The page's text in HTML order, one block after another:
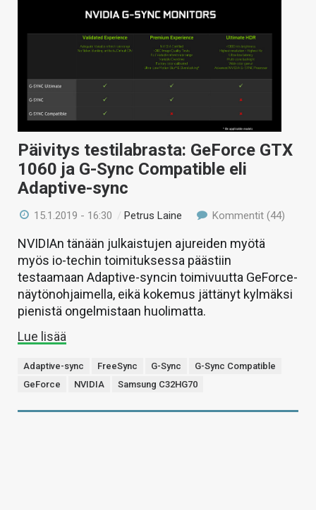
VAIHDA TEEMA
HAKU
Päivitys testilabrasta: GeForce GTX
1060 ja G-Sync Compatible eli
Adaptive-sync
15.1.2019 - 16:30 /Petrus Laine Kommentit (44)
NVIDIAn tänään julkaistujen ajureiden myötä
myös io-techin toimituksessa päästiin
testaamaan Adaptive-syncin toimivuutta GeForce-
näytönohjaimella, eikä kokemus jättänyt kylmäksi
pienistä ongelmistaan huolimatta.
Lue lisää
Adaptive-sync FreeSync G-Sync
G-Sync Compatible
GeForce
NVIDIA Samsung C32HG70